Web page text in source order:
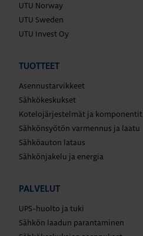
UTU Norway
UTU Sweden
UTU Invest Oy
TUOTTEET
Asennustarvikkeet
Sähkökeskukset
Kotelojärjestelmät ja komponentit
Sähkönsyötön varmennus ja laatu
Sähköauton lataus
Sähkönjakelu ja energia
PALVELUT
UPS-huolto ja tuki
Sähkön laadun parantaminen